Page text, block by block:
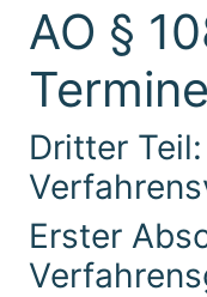
AO §
Termine
Dritter
Erster